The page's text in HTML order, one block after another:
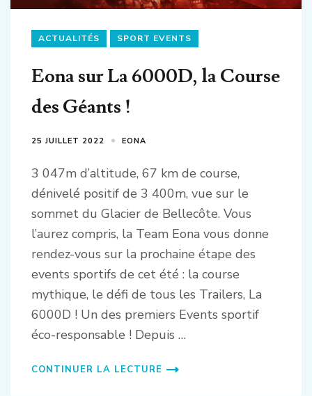
ACTUALITÉS SPORT EVENTS
Eona sur La 6000D, la Course
des Géants !
25 JUILLET 2022 EONA
3 047m d’altitude, 67 km de course,
dénivelé positif de 3 400m, vue sur le
sommet du Glacier de Bellecôte. Vous
l’aurez compris, la Team Eona vous donne
rendez-vous sur la prochaine étape des
events sportifs de cet été : la course
mythique, le défi de tous les Trailers, La
6000D ! Un des premiers Events sportif
éco-responsable ! Depuis …
CONTINUER LA LECTURE